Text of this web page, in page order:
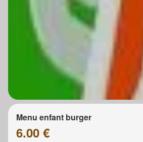
Menu enfant burger
6.00 €